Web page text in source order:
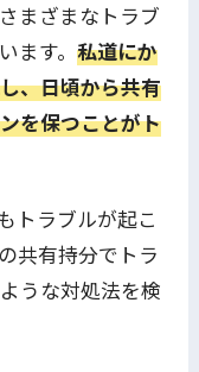
まざまなトラブ
ます。 私道にか
、日頃から共有
を保つことがト
トラブルが起こ
共有持分でトラ
うな対処法を検